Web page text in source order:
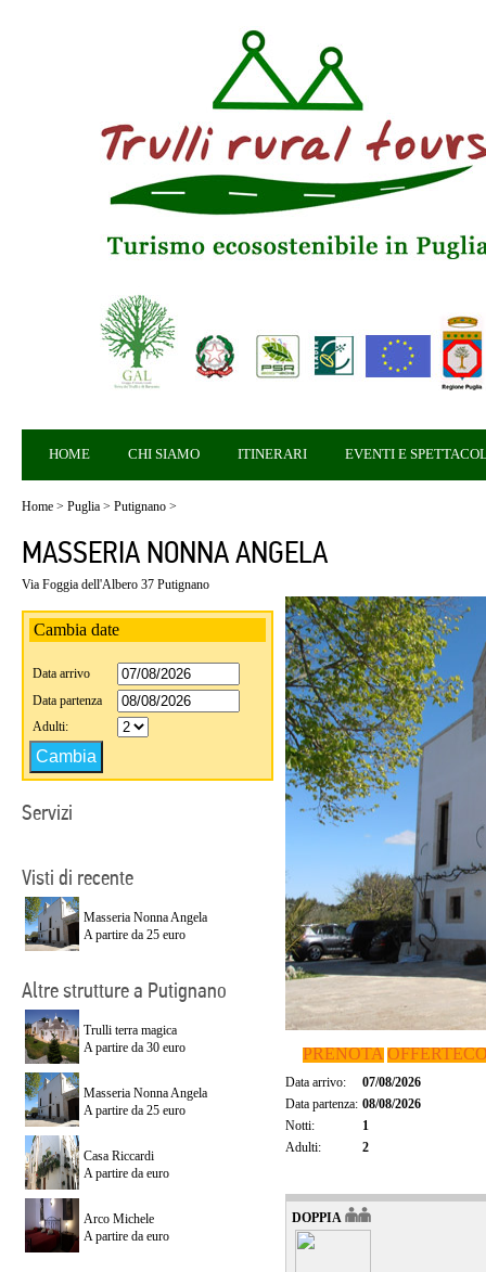
HOME CHI SIAMO ITINERARI EVENTI E
Home > Puglia > Putignano >
MASSERIA NONNA ANGELA
Via Foggia dell'Albero 37 Putignano
Cambia date
Data arrivo
Data partenza
Adulti:
Servizi
Visti di recente
Masseria Nonna Angela
A partire da 25 euro
Altre strutture a Putignano
Trulli terra magica
A partire da 30 euro
Masseria Nonna Angela
A partire da 25 euro
Casa Riccardi
A partire da euro
Arco Michele
A partire da euro
PRENOTAOFFERTE
Data arrivo:
07/08/2026
Data partenza: 08/08/2026
Notti:
1
Adulti:
2
DOPPIA